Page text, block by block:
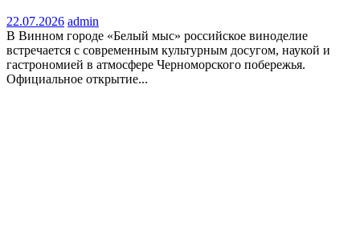
22.07.2026 admin
В Винном городе «Белый мыс» российское виноделие
встречается с современным культурным досугом, наукой и
гастрономией в атмосфере Черноморского побережья.
Официальное открытие...